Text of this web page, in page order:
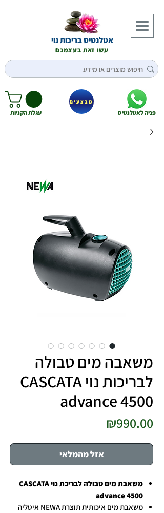
אטלנטיס בריכות נוי
עשו זאת בעצמכם
פניה לאטלנטיס עגלת הקניות
מבצעים
משאבה מים טבולה
לבריכות נוי CASCATA
advance 4500
₪990.00
אזל מהמלאי
משאבת מים טבולה לבריכת נוי CASCATA
advance 4500
משאבת מים איכותית תוצרת NEWA איטליה